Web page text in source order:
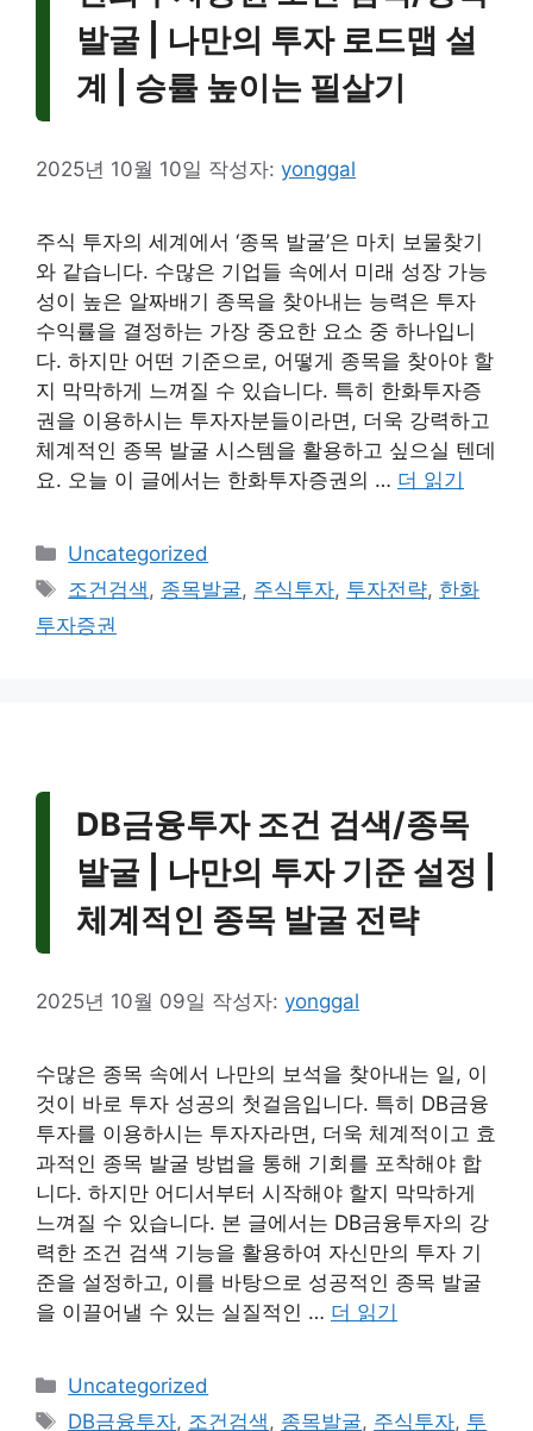
발굴 | 나만의 투자 로드맵 설
계 | 승률 높이는 필살기
2025년 10월 10일 작성자: yonggal
주식 투자의 세계에서 ‘종목 발굴’은 마치 보물찾기
와 같습니다. 수많은 기업들 속에서 미래 성장 가능
성이 높은 알짜배기 종목을 찾아내는 능력은 투자
수익률을 결정하는 가장 중요한 요소 중 하나입니
다. 하지만 어떤 기준으로, 어떻게 종목을 찾아야 할
지 막막하게 느껴질 수 있습니다. 특히 한화투자증
권을 이용하시는 투자자분들이라면, 더욱 강력하고
체계적인 종목 발굴 시스템을 활용하고 싶으실 텐데
요. 오늘 이 글에서는 한화투자증권의 … 더 읽기
카
테
리
Uncategorized
태
그
조건검색, 종목발굴, 주식투자, 투자전략, 한화
투자증권
DB금융투자 조건 검색/종목
발굴 | 나만의 투자 기준 설정 |
체계적인 종목 발굴 전략
2025년 10월 09일 작성자: yonggal
수많은 종목 속에서 나만의 보석을 찾아내는 일, 이
것이 바로 투자 성공의 첫걸음입니다. 특히 DB금융
투자를 이용하시는 투자자라면, 더욱 체계적이고 효
과적인 종목 발굴 방법을 통해 기회를 포착해야 합
니다. 하지만 어디서부터 시작해야 할지 막막하게
느껴질 수 있습니다. 본 글에서는 DB금융투자의 강
력한 조건 검색 기능을 활용하여 자신만의 투자 기
준을 설정하고, 이를 바탕으로 성공적인 종목 발굴
을 이끌어낼 수 있는 실질적인 … 더 읽기
카
테
Uncategorized
태
DB금융투자, 조건검색, 종목발굴, 주식투자, 투